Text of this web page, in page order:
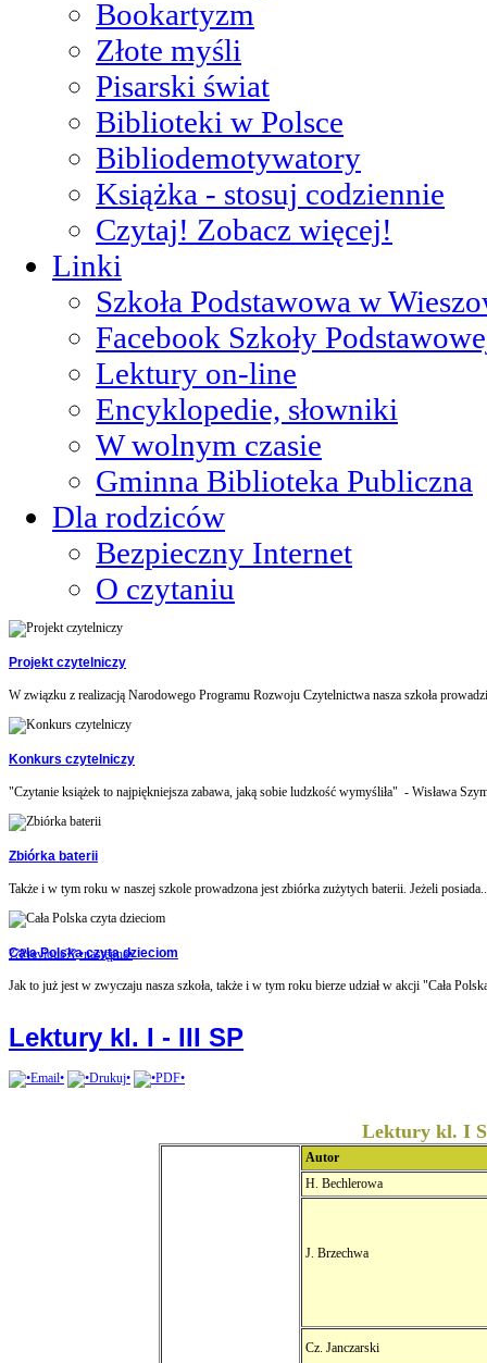
Bookartyzm
Złote myśli
Pisarski świat
Biblioteki w Polsce
Bibliodemotywatory
Książka - stosuj codziennie
Czytaj! Zobacz więcej!
Linki
Szkoła Podstawowa w
Facebook Szkoły
Lektury on-line
Encyklopedie, słowniki
W wolnym czasie
Gminna Biblioteka Publiczna
Dla rodziców
Bezpieczny Internet
O czytaniu
Projekt czytelniczy
W związku z realizacją Narodowego Programu Rozwoju Czytelnictwa nasza szkoła
Konkurs czytelniczy
"Czytanie książek to najpiękniejsza zabawa, jaką sobie ludzkość wymyśliła" - Wisława
Zbiórka baterii
Także i w tym roku w naszej szkole prowadzona jest zbiórka zużytych baterii. Jeżeli
Cała Polska czyta dzieciom
Jak to już jest w zwyczaju nasza szkoła, także i w tym roku bierze udział w akcji "Cała
??Previous?? •następna•
Lektury kl. I - III SP
Lektury kl. I
Autor
H. Bechlerowa
J. Brzechwa
Cz. Janczarski